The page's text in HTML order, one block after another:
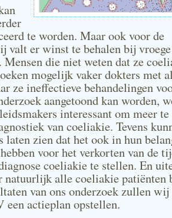
te worden. Maar ook voor de
valt er winst te behalen bij vroege
Mensen die niet weten dat ze
mogelijk vaker dokters met
ze ineffectieve behandelingen
aangetoond kan worden,
interessant om meer
van coeliakie. Tevens
laten zien dat het ook in hun
voor het verkorten van de
coeliakie te stellen. En
natuurlijk alle coeliakie patiënten
van ons onderzoek zullen wij
een actieplan opstellen.